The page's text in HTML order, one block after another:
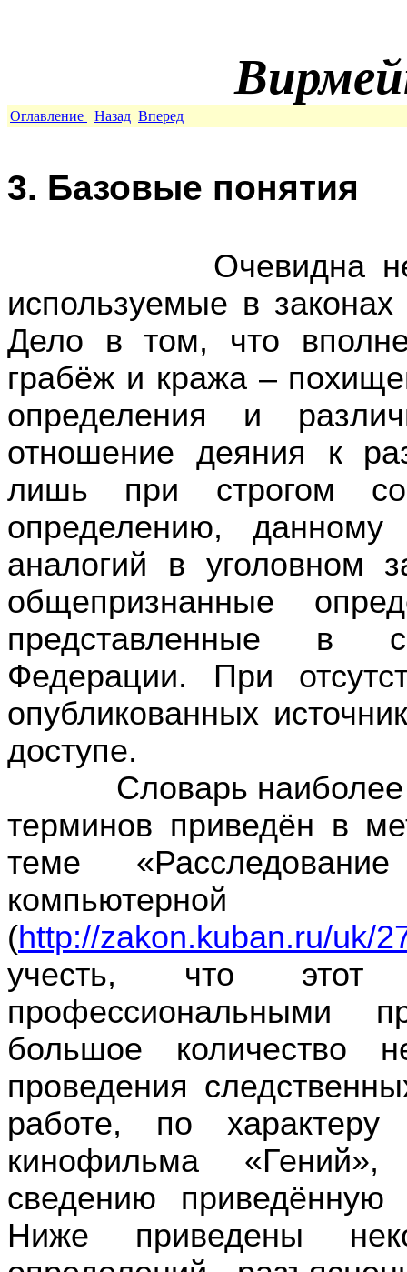
Оглавление Назад Вперед
3. Базовые понятия
Очевидна
используемые в
Дело в том, что
грабёж и кража –
определения и
отношение деяния к
лишь при строгом
определению,
аналогий в уголовном
общепризнанные
представленные в
Федерации. При
опубликованных
доступе.
Словарь наиболее
терминов приведён в
теме
(http://zakon.kuban.ru/uk/
учесть, что этот
профессиональными
большое количество
проведения
работе, по
кинофильма
сведению
Ниже приведены